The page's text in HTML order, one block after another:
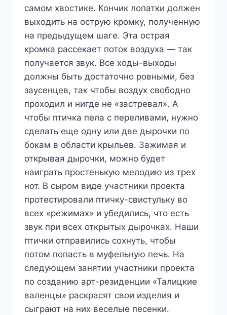
самом хвостике. Кончик лопатки должен
выходить на острую кромку, полученную
на предыдущем шаге. Эта острая
кромка рассекает поток воздуха — так
получается звук. Все ходы-выходы
должны быть достаточно ровными, без
заусенцев, так чтобы воздух свободно
проходил и нигде не «застревал». А
чтобы птичка пела с переливами, нужно
сделать еще одну или две дырочки по
бокам в области крыльев. Зажимая и
открывая дырочки, можно будет
наиграть простенькую мелодию из трех
нот. В сыром виде участники проекта
протестировали птичку-свистульку во
всех «режимах» и убедились, что есть
звук при всех открытых дырочках. Наши
птички отправились сохнуть, чтобы
потом попасть в муфельную печь. На
следующем занятии участники проекта
по созданию арт-резиденции «Талицкие
валенцы» раскрасят свои изделия и
сыграют на них веселые песенки.